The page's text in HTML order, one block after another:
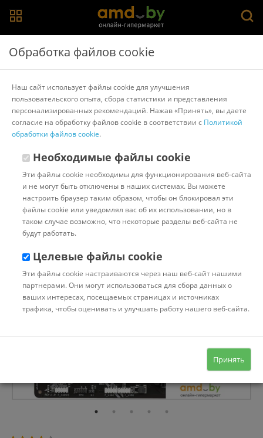
Главная > Каталог товаров Материнские платы
Другие товары Gigabyte
Обработка файлов cookie
Наш сайт использует файлы cookie для улучшения
пользовательского опыта, сбора статистики и представления
персонализированных рекомендаций. Нажав «Принять», вы даете
согласие на обработку файлов cookie в соответствии с Политикой
обработки файлов cookie.
Необходимые файлы cookie
Эти файлы cookie необходимы для функционирования веб-сайта
и не могут быть отключены в наших системах. Вы можете
настроить браузер таким образом, чтобы он блокировал эти
файлы cookie или уведомлял вас об их использовании, но в
таком случае возможно, что некоторые разделы веб-сайта не
будут работать.
Целевые файлы cookie
Эти файлы cookie настраиваются через наш веб-сайт нашими
партнерами. Они могут использоваться для сбора данных о
ваших интересах, посещаемых страницах и источниках
трафика, чтобы оценивать и улучшать работу нашего веб-сайта.
Принять